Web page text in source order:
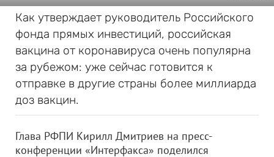
Как утверждает руководитель Российского
фонда прямых инвестиций, российская
вакцина от коронавируса очень популярна
за рубежом: уже сейчас готовится к
отправке в другие страны более миллиарда
доз вакцин.
Глава РФПИ Кирилл Дмитриев на пресс-
конференции «Интерфакса» поделился